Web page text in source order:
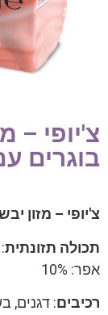
צ'יופי –
בוגרים
צ'יופי – מזון
תכולה תזונתית
אפר: 10%
רכיבים